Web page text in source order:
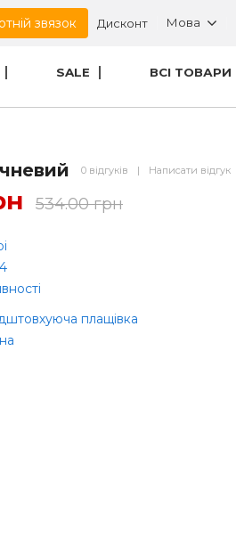
звязок Дисконт Мова
SALE ВСІ ТОВАРИ
0 відгуків | Написати відгук
534.00 грн
плащівка